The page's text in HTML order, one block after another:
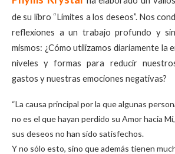
de su libro “Límites a los deseos”. Nos
reflexiones a un trabajo profundo y
mismos: ¿Cómo utilizamos diariamente la
niveles y formas para reducir
gastos y nuestras emociones negativas?
“La causa principal por la que algunas
no es el que hayan perdido su Amor hacia
sus deseos no han sido satisfechos.
Y no sólo esto, sino que además tienen